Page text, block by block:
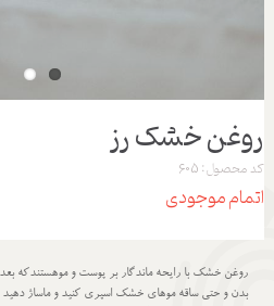
روغن خشک رز
کد محصول: 605
اتمام موجودی
روغن خشک با رایحه ماندگار بر پوست و موهستندکه
بدن و حتی ساقه موهای خشک اسپری کنید و ماساژ دهید